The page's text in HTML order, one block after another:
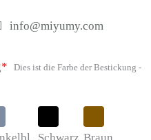
info@miyumy.com
* Dies ist die Farbe der Bestickung -
Schwarz Braun